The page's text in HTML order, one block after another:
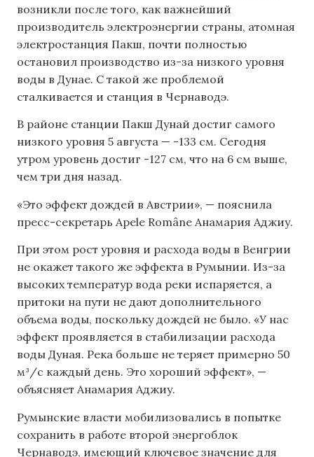
возникли после того, как важнейший
производитель электроэнергии страны, атомная
электростанция Пакш, почти полностью
остановил производство из-за низкого уровня
воды в Дунае. С такой же проблемой
сталкивается и станция в Чернаводэ.
В районе станции Пакш Дунай достиг самого
низкого уровня 5 августа — -133 см. Сегодня
утром уровень достиг -127 см, что на 6 см выше,
чем три дня назад.
«Это эффект дождей в Австрии», — пояснила
пресс-секретарь Apele Române Анамария Аджиу.
При этом рост уровня и расхода воды в Венгрии
не окажет такого же эффекта в Румынии. Из-за
высоких температур вода реки испаряется, а
притоки на пути не дают дополнительного
объема воды, поскольку дождей не было. «У нас
эффект проявляется в стабилизации расхода
воды Дуная. Река больше не теряет примерно 50
м³/с каждый день. Это хороший эффект», —
объясняет Анамария Аджиу.
Румынские власти мобилизовались в попытке
сохранить в работе второй энергоблок
Чернаводэ, имеющий ключевое значение для